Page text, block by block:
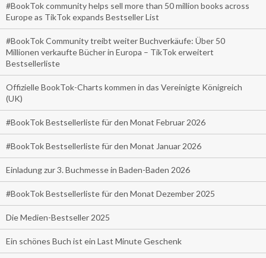
#BookTok community helps sell more than 50 million books across
Europe as TikTok expands Bestseller List
#BookTok Community treibt weiter Buchverkäufe: Über 50
Millionen verkaufte Bücher in Europa – TikTok erweitert
Bestsellerliste
Offizielle BookTok-Charts kommen in das Vereinigte Königreich
(UK)
#BookTok Bestsellerliste für den Monat Februar 2026
#BookTok Bestsellerliste für den Monat Januar 2026
Einladung zur 3. Buchmesse in Baden-Baden 2026
#BookTok Bestsellerliste für den Monat Dezember 2025
Die Medien-Bestseller 2025
Ein schönes Buch ist ein Last Minute Geschenk